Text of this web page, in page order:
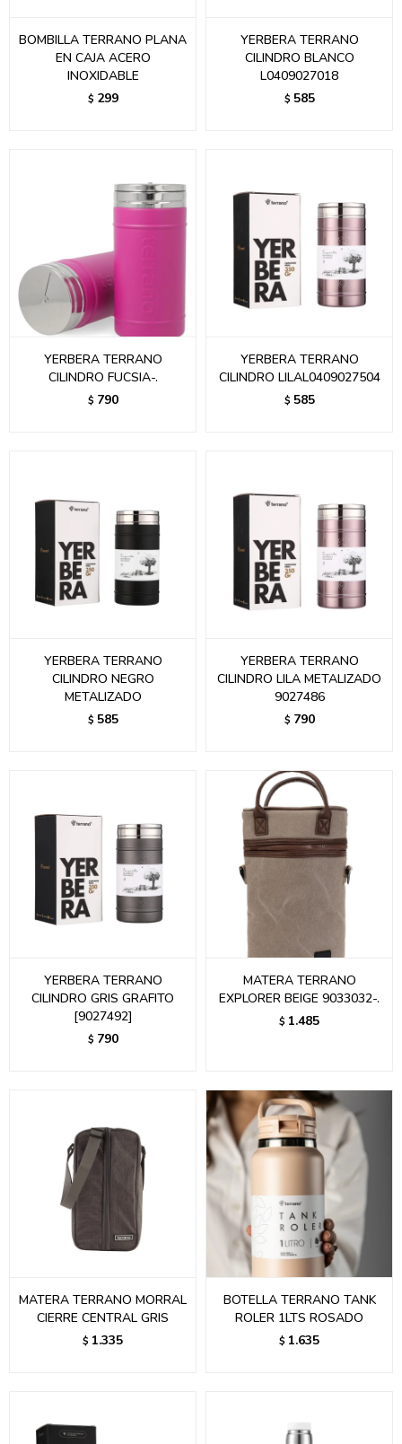
BOMBILLA TERRANO PLANA
EN CAJA ACERO
INOXIDABLE
$ 299
YERBERA TERRANO
CILINDRO BLANCO
L0409027018
$ 585
YERBERA TERRANO
CILINDRO FUCSIA-.
$ 790
YERBERA TERRANO
CILINDRO LILAL0409027504
$ 585
YERBERA TERRANO
CILINDRO NEGRO
METALIZADO
$ 585
YERBERA TERRANO
CILINDRO LILA METALIZADO
9027486
$ 790
YERBERA TERRANO
CILINDRO GRIS GRAFITO
[9027492]
$ 790
MATERA TERRANO
EXPLORER BEIGE 9033032-.
$ 1.485
MATERA TERRANO MORRAL
CIERRE CENTRAL GRIS
$ 1.335
BOTELLA TERRANO TANK
ROLER 1LTS ROSADO
$ 1.635